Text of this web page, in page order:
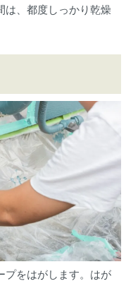
は、都度しっかり乾燥
プをはがします。はが